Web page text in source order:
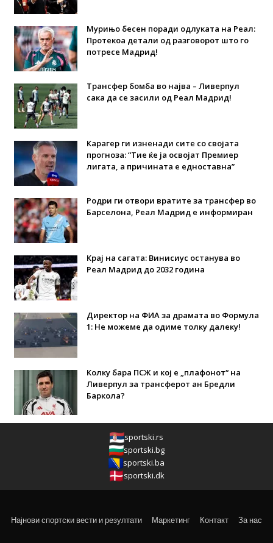
Мурињо бесен поради одлуката на Реал:
Протекоа детали од разговорот што го
потресе Мадрид!
Трансфер бомба во најва – Ливерпул
сака да се засили од Реал Мадрид!
Карагер ги изненади сите со својата
прогноза: “Тие ќе ја освојат Премиер
лигата, а причината е едноставна”
Родри ги отвори вратите за трансфер во
Барселона, Реал Мадрид е информиран
Крај на сагата: Винисиус останува во
Реал Мадрид до 2032 година
Директор на ФИА за драмата во Формула
1: Не можеме да одиме толку далеку!
Колку бара ПСЖ и кој е „плафонот“ на
Ливерпул за трансферот ан Бредли
Баркола?
sportski.rs
sportski.bg
sportski.ba
sportski.dk
Најнови спортски вести и резултати Маркетинг Контакт За нас